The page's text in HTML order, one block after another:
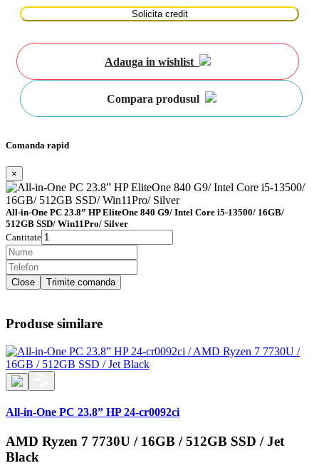
Solicita credit
Adauga in wishlist
Compara produsul
Comanda rapid
×
All-in-One PC 23.8” HP EliteOne 840 G9/ Intel Core i5-13500/ 16GB/
512GB SSD/ Win11Pro/ Silver
Cantitate
Close Trimite comanda
Produse similare
All-in-One PC 23.8” HP 24-cr0092ci
AMD Ryzen 7 7730U / 16GB / 512GB SSD / Jet
Black